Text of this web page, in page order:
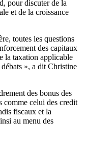
pour discuter de la
et de la croissance
toutes les questions
des capitaux
la taxation applicable
», a dit Christine
des bonus des
comme celui des credit
fiscaux et la
au menu des